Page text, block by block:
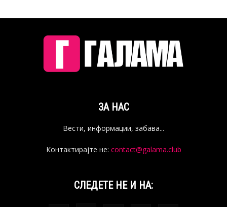
ЗА НАС
Вести, информации, забава...
Контактирајте не: contact@galama.club
СЛЕДЕТЕ НЕ И НА: